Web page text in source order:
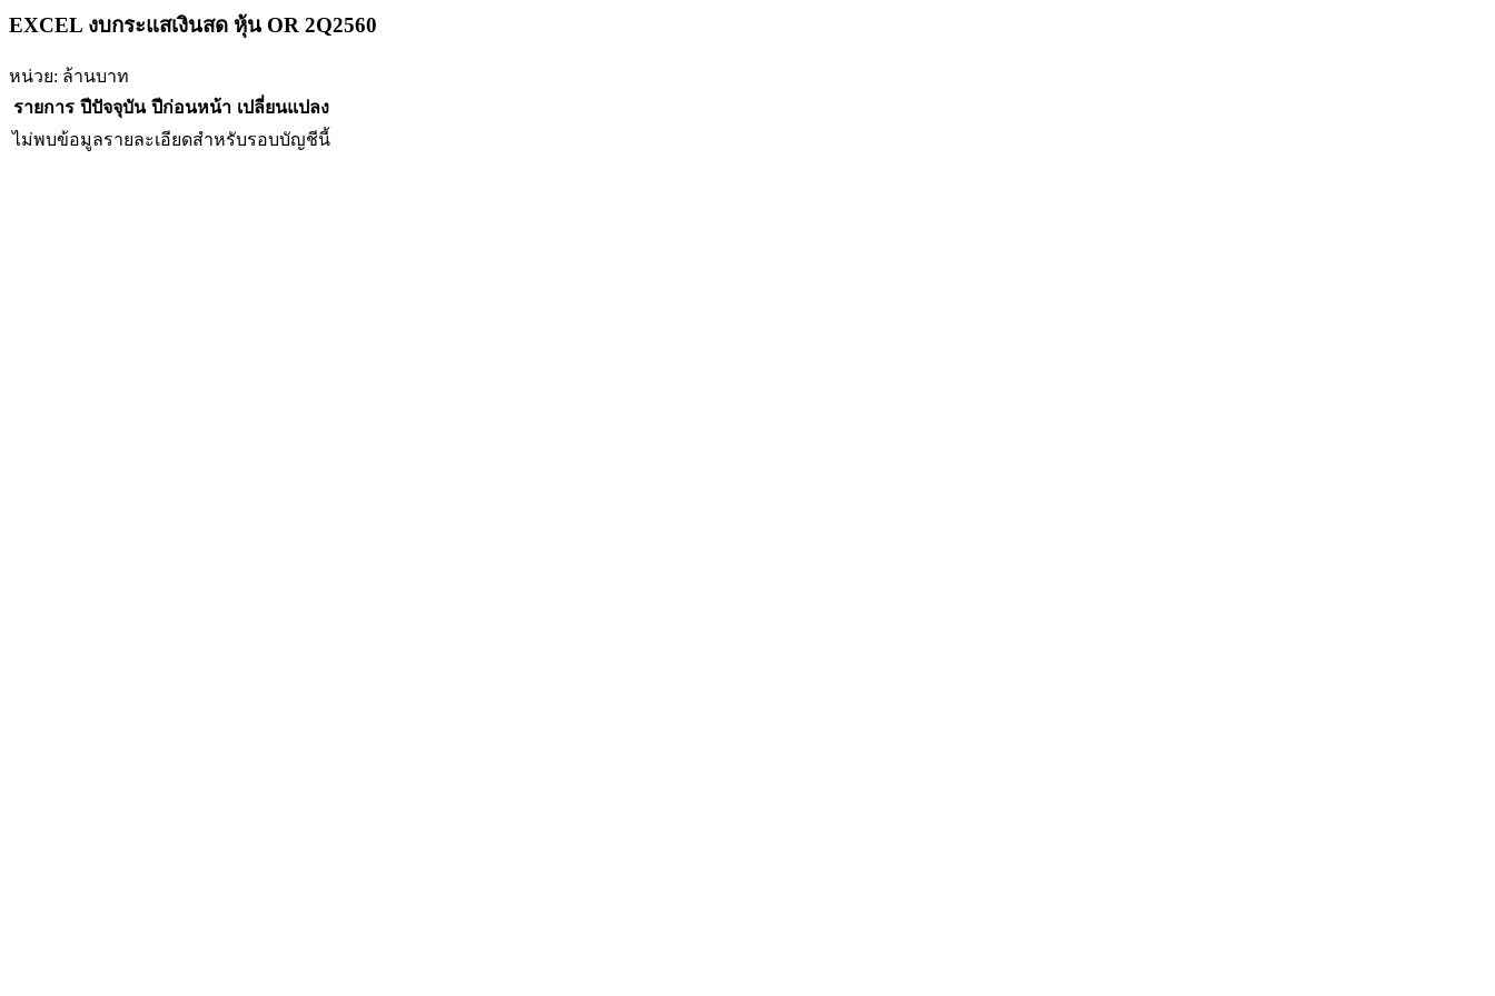
EXCEL งบกระแสเงินสด หุ้น OR 2Q2560
หน่วย: ล้านบาท
รายการ ปีปัจจุบัน ปีก่อนหน้า เปลี่ยนแปลง
ไม่พบข้อมูลรายละเอียดสำหรับรอบบัญชีนี้